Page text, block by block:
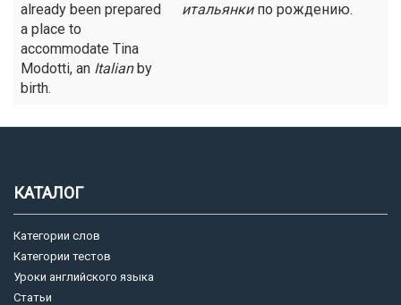
already been prepared
a place to
accommodate Tina
Modotti, an Italianby
birth.
итальянкипо рождению.
КАТАЛОГ
Категории слов
Категории тестов
Уроки английского языка
Статьи